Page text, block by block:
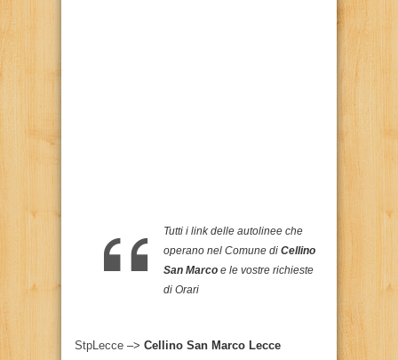
Tutti i link delle autolinee che
operano nel Comune di Cellino
San Marco e le vostre richieste
di Orari
StpLecce –> Cellino San Marco Lecce